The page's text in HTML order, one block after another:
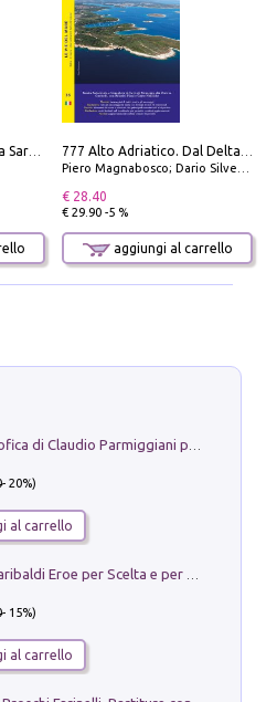
Piero Magnabosco; Dario Silvestro; Marco Sbrizzi
€ 28.40
€ 29.90 -5 %
aggiungi al carrello
- 20%)
al carrello
- 15%)
al carrello